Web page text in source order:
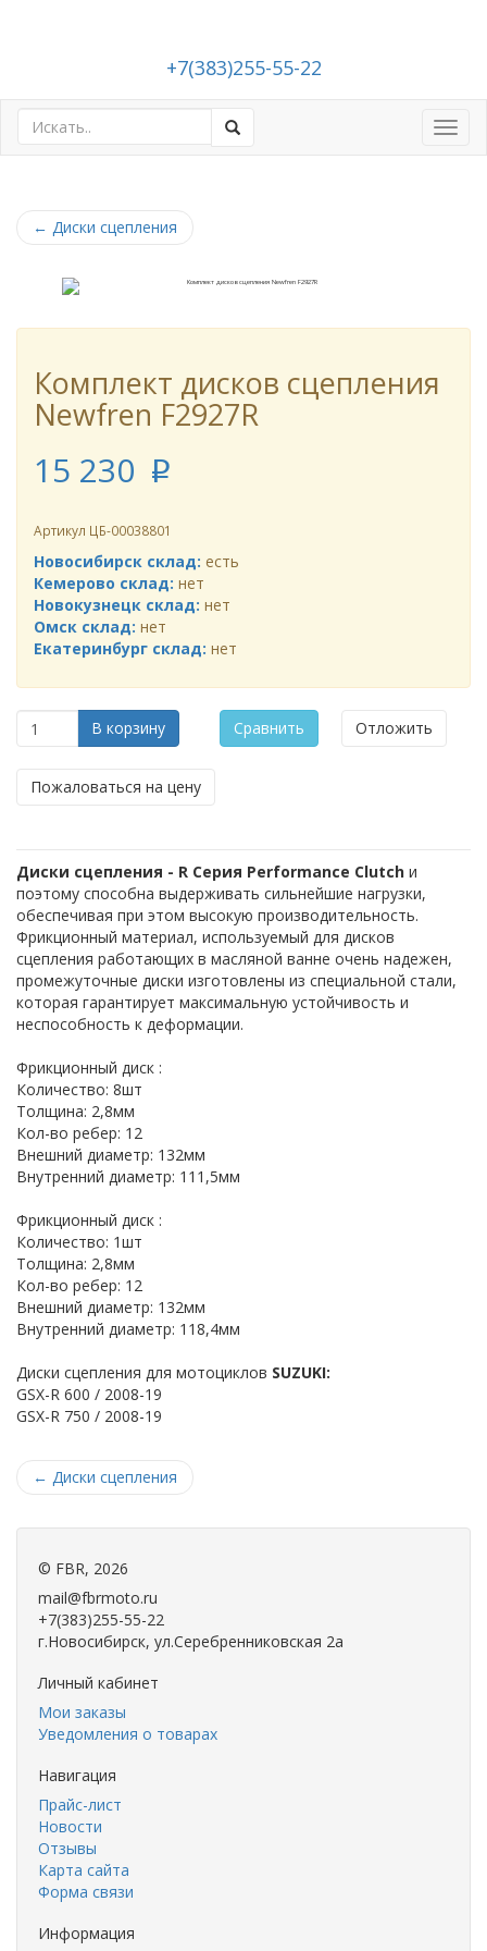
+7(383)255-55-22
← Диски сцепления
Комплект дисков сцепления
Newfren F2927R
15 230 p
Артикул ЦБ-00038801
Новосибирск склад: есть
Кемерово склад: нет
Новокузнецк склад: нет
Омск склад: нет
Екатеринбург склад: нет
В корзину Сравнить Отложить
Пожаловаться на цену
Диски сцепления - R Серия Performance Clutch и
поэтому способна выдерживать сильнейшие нагрузки,
обеспечивая при этом высокую производительность.
Фрикционный материал, используемый для дисков
сцепления работающих в масляной ванне очень надежен,
промежуточные диски изготовлены из специальной стали,
которая гарантирует максимальную устойчивость и
неспособность к деформации.
Фрикционный диск :
Количество: 8шт
Толщина: 2,8мм
Кол-во ребер: 12
Внешний диаметр: 132мм
Внутренний диаметр: 111,5мм
Фрикционный диск :
Количество: 1шт
Толщина: 2,8мм
Кол-во ребер: 12
Внешний диаметр: 132мм
Внутренний диаметр: 118,4мм
Диски сцепления для мотоциклов SUZUKI:
GSX-R 600 / 2008-19
GSX-R 750 / 2008-19
← Диски сцепления
© FBR, 2026
mail@fbrmoto.ru
+7(383)255-55-22
г.Новосибирск, ул.Серебренниковская 2а
Личный кабинет
Мои заказы
Уведомления о товарах
Навигация
Прайс-лист
Новости
Отзывы
Карта сайта
Форма связи
Информация